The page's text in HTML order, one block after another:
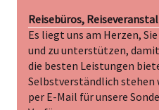
Reisebüros,
Es liegt uns am Herzen,
und zu unterstützen,
die besten Leistungen
Selbstverständlich
per E-Mail für unsere